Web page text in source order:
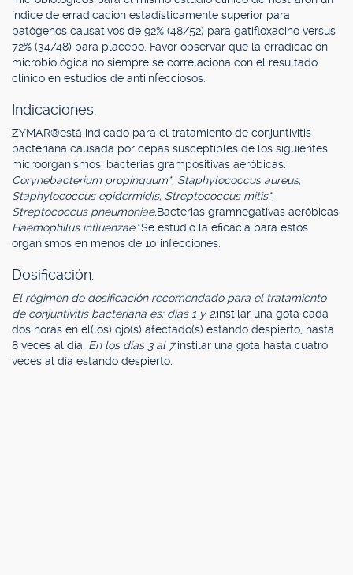
índice de erradicación estadísticamente superior para
patógenos causativos de 92% (48/52) para gatifloxacino versus
72% (34/48) para placebo. Favor observar que la erradicación
microbiológica no siempre se correlaciona con el resultado
clínico en estudios de antiinfecciosos.
Indicaciones.
ZYMAR®está indicado para el tratamiento de conjuntivitis
bacteriana causada por cepas susceptibles de los siguientes
microorganismos: bacterias grampositivas aeróbicas:
Corynebacterium propinquum*, Staphylococcus aureus,
Staphylococcus epidermidis, Streptococcus mitis*,
Streptococcus pneumoniae.Bacterias gramnegativas aeróbicas:
Haemophilus influenzae.*Se estudió la eficacia para estos
organismos en menos de 10 infecciones.
Dosificación.
El régimen de dosificación recomendado para el tratamiento
de conjuntivitis bacteriana es: días 1 y 2:instilar una gota cada
dos horas en el(los) ojo(s) afectado(s) estando despierto, hasta
8 veces al día. En los días 3 al 7:instilar una gota hasta cuatro
veces al día estando despierto.